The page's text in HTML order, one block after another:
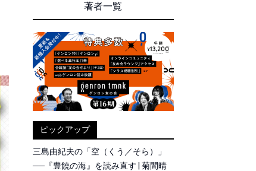
著者一覧
ピックアップ
三島由紀夫の「空（くう／そら）」
──『豊饒の海』を読み直す | 菊間晴